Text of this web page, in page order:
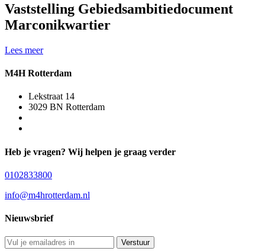
Vaststelling Gebiedsambitiedocument
Marconikwartier
Lees meer
M4H Rotterdam
Lekstraat 14
3029 BN Rotterdam
Heb je vragen? Wij helpen je graag verder
0102833800
info@m4hrotterdam.nl
Nieuwsbrief
Verstuur